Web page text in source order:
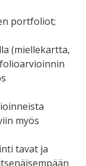
portfoliot;
(miellekartta,
myös
tavat ja